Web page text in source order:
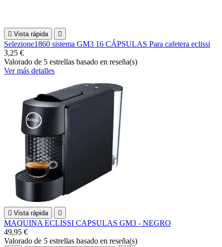
 Vista rápida 
Selezione1860 sistema GM3 16 CÁPSULAS Para cafetera eclissi
3,25 €
Valorado de 5 estrellas basado en reseña(s)
Ver más detalles
 Vista rápida 
MAQUINA ECLISSI CAPSULAS GM3 - NEGRO
49,95 €
Valorado de 5 estrellas basado en reseña(s)